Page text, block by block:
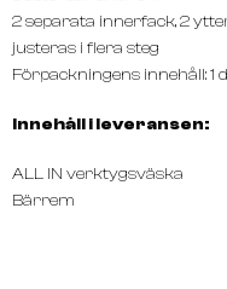
2 separata innerfack, 2
justeras i flera steg
Förpackningens innehåll: 1
Innehåll i leveransen:
ALL IN verktygsväska
Bärrem